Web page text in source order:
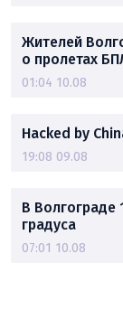
Жителей
о пролетах
01:04 10.08
Hacked by
19:08 09.08
В Волгограде
градуса
07:01 10.08